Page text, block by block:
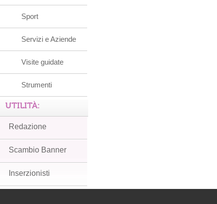
Sport
Servizi e Aziende
Visite guidate
Strumenti
UTILITÀ:
Redazione
Scambio Banner
Inserzionisti